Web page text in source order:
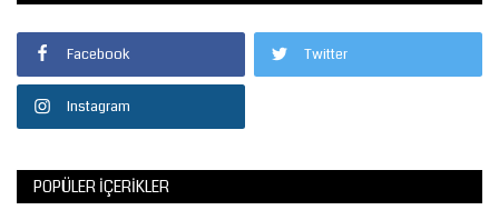
Facebook Twitter
Instagram
POPÜLER İÇERIKLER